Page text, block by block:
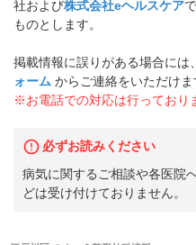
社および株式会社eヘルスケア
ものとします。
掲載情報に誤りがある場合には
ォーム からご連絡をいただけま
※お電話での対応は行っており
必ずお読みください
病気に関するご相談や各医院
どは受け付けておりません。